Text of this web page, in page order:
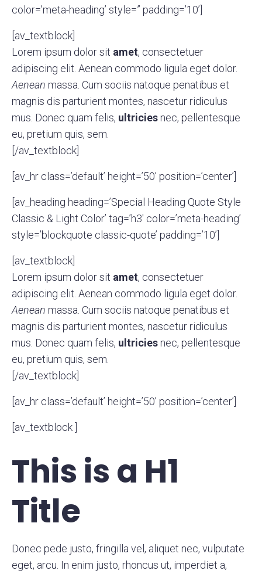
color=’meta-heading’ style=” padding=’10’]
[av_textblock]
Lorem ipsum dolor sit amet, consectetuer
adipiscing elit. Aenean commodo ligula eget dolor.
Aenean massa. Cum sociis natoque penatibus et
magnis dis parturient montes, nascetur ridiculus
mus. Donec quam felis, ultriciesnec, pellentesque
eu, pretium quis, sem.
[/av_textblock]
[av_hr class=’default’ height=’50’ position=’center’]
[av_heading heading=’Special Heading Quote Style
Classic & Light Color’ tag=’h3′ color=’meta-heading’
style=’blockquote classic-quote’ padding=’10’]
[av_textblock]
Lorem ipsum dolor sit amet, consectetuer
adipiscing elit. Aenean commodo ligula eget dolor.
Aenean massa. Cum sociis natoque penatibus et
magnis dis parturient montes, nascetur ridiculus
mus. Donec quam felis, ultriciesnec, pellentesque
eu, pretium quis, sem.
[/av_textblock]
[av_hr class=’default’ height=’50’ position=’center’]
[av_textblock ]
This is a H1
Title
Donec pede justo, fringilla vel, aliquet nec, vulputate
eget, arcu. In enim justo, rhoncus ut, imperdiet a,